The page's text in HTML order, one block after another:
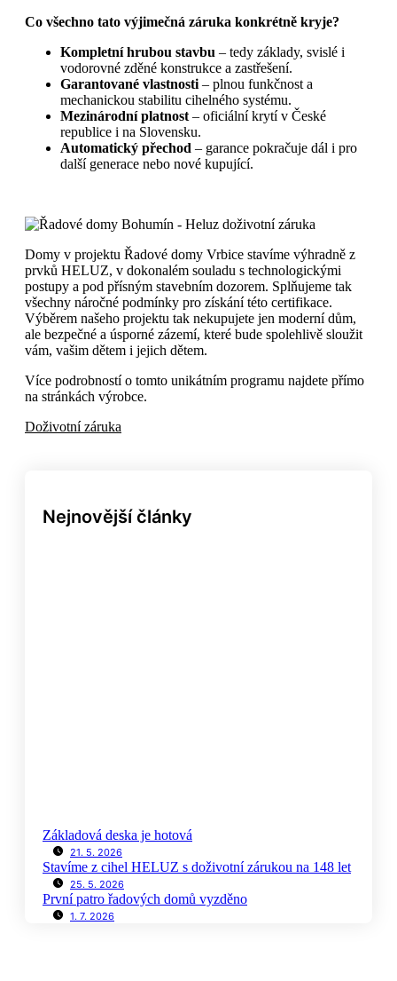
Co všechno tato výjimečná záruka konkrétně kryje?
Kompletní hrubou stavbu – tedy základy, svislé i
vodorovné zděné konstrukce a zastřešení.
Garantované vlastnosti – plnou funkčnost a
mechanickou stabilitu cihelného systému.
Mezinárodní platnost – oficiální krytí v České
republice i na Slovensku.
Automatický přechod – garance pokračuje dál i pro
další generace nebo nové kupující.
Domy v projektu Řadové domy Vrbice stavíme výhradně z
prvků HELUZ, v dokonalém souladu s technologickými
postupy a pod přísným stavebním dozorem. Splňujeme tak
všechny náročné podmínky pro získání této certifikace.
Výběrem našeho projektu tak nekupujete jen moderní dům,
ale bezpečné a úsporné zázemí, které bude spolehlivě sloužit
vám, vašim dětem i jejich dětem.
Více podrobností o tomto unikátním programu najdete přímo
na stránkách výrobce.
Doživotní záruka
Nejnovější články
Základová deska je hotová
21. 5. 2026
Stavíme z cihel HELUZ s doživotní zárukou na 148 let
25. 5. 2026
První patro řadových domů vyzděno
1. 7. 2026